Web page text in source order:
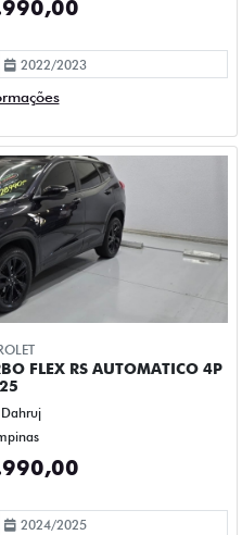
FLEX RS AUTOMATICO 4P
2024/2025